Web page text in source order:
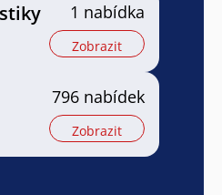
1 nabídka
Zobrazit
796 nabídek
Zobrazit